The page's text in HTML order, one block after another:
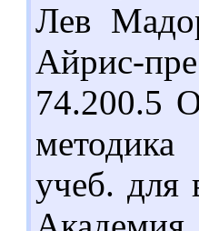
Лев
Айрис-
74.200.5
учеб.